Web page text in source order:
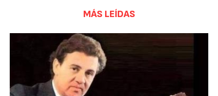
MÁS LEÍDAS